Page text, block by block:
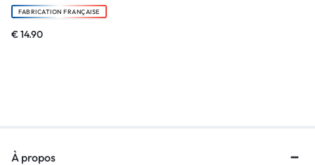
FABRICATION FRANÇAISE
€14.90
À propos